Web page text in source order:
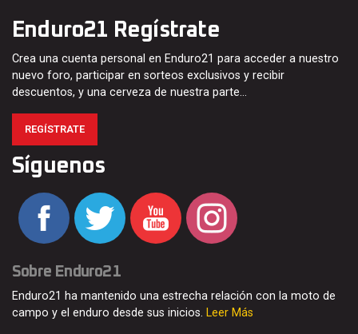
Enduro21 Regístrate
Crea una cuenta personal en Enduro21 para acceder a nuestro
nuevo foro, participar en sorteos exclusivos y recibir
descuentos, y una cerveza de nuestra parte…
REGÍSTRATE
Síguenos
Sobre Enduro21
Enduro21 ha mantenido una estrecha relación con la moto de
campo y el enduro desde sus inicios. Leer Más